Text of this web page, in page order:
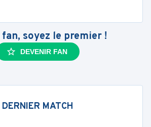
soyez le premier !
DEVENIR FAN
DERNIER MATCH